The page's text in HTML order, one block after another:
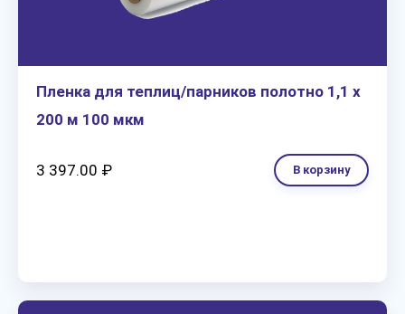
Пленка для теплиц/парников полотно 1,1 х
200 м 100 мкм
3 397.00 ₽ В корзину